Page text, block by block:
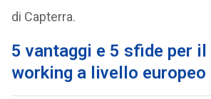
di Capterra.
5 vantaggi e 5 sfide per
working a livello europeo